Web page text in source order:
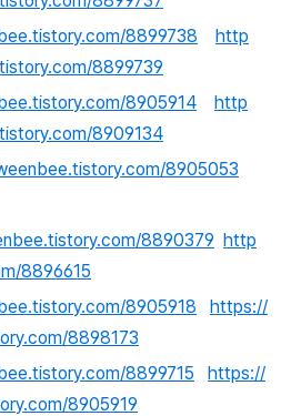
8899738
http
8899739
8905914
http
8909134
8905053
8890379 http
8896615
8905918
https://
8898173
8899715
https://
8905919